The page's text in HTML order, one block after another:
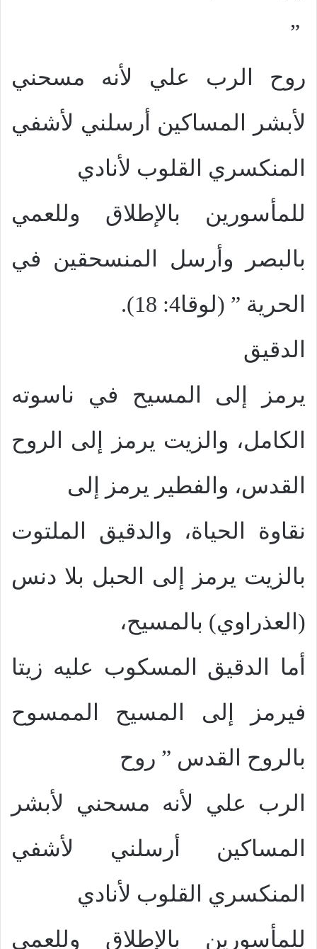
”
روح الرب علي لأنه مسحني
لأبشر المساكين أرسلني لأشفي
المنكسري القلوب لأنادي
للمأسورين بالإطلاق وللعمي
بالبصر وأرسل المنسحقين في
الحرية ” (لوقا4: 18).
الدقيق
يرمز إلى المسيح في ناسوته
الكامل، والزيت يرمز إلى الروح
القدس، والفطير يرمز إلى
نقاوة الحياة، والدقيق الملتوت
بالزيت يرمز إلى الحبل بلا دنس
(العذراوي) بالمسيح،
أما الدقيق المسكوب عليه زيتا
فيرمز إلى المسيح الممسوح
بالروح القدس ” روح
الرب علي لأنه مسحني لأبشر
المساكين أرسلني لأشفي
المنكسري القلوب لأنادي
للمأسورين بالإطلاق وللعمي